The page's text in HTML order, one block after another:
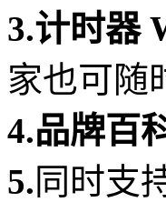
3.计时器
家也可随
4.品牌百
5.同时支